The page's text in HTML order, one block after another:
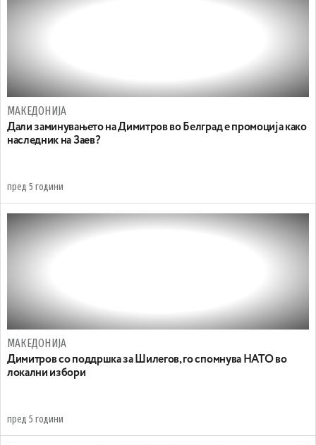
МАКЕДОНИЈА
Дали заминувањето на Димитров во Белград е промоција како
наследник на Заев?
пред 5 години
МАКЕДОНИЈА
Димитров со поддршка за Шилегов, го спомнува НАТО во
локални избори
пред 5 години